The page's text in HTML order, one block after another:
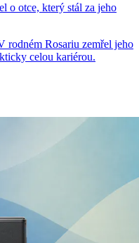
o otce, který stál za jeho
rodném Rosariu zemřel jeho
celou kariérou.